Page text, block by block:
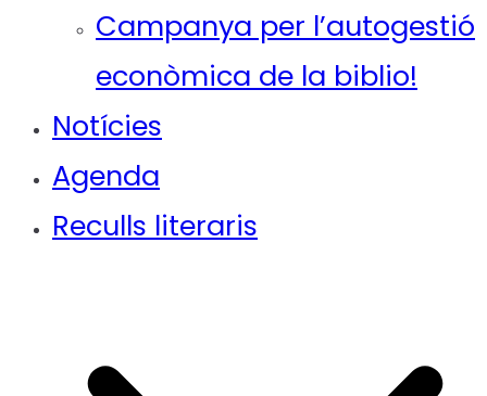
Campanya per l’autogestió
econòmica de la biblio!
Notícies
Agenda
Reculls literaris